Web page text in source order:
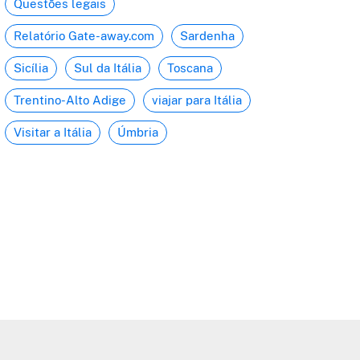
Questões legais
Relatório Gate-away.com Sardenha
Sicília Sul da Itália Toscana
Trentino-Alto Adige viajar para Itália
Visitar a Itália Úmbria